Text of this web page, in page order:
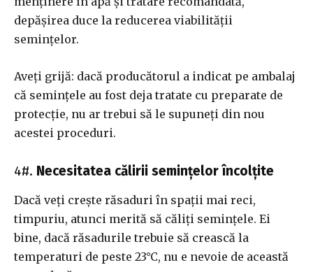
depășirea duce la reducerea viabilității
semințelor.
Aveți grijă: dacă producătorul a indicat pe ambalaj
că semințele au fost deja tratate cu preparate de
protecție, nu ar trebui să le supuneți din nou
acestei proceduri.
4#. Necesitatea călirii semințelor încolțite
Dacă veți crește răsaduri în spații mai reci,
timpuriu, atunci merită să căliți semințele. Ei
bine, dacă răsadurile trebuie să crească la
temperaturi de peste 23°C, nu e nevoie de această